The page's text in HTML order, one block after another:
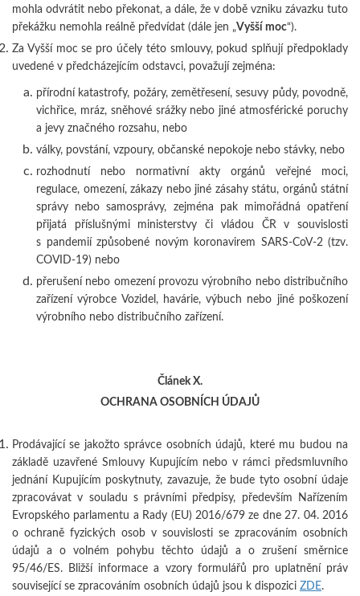
mohla odvrátit nebo překonat, a dále, že v době vzniku závazku tuto
překážku nemohla reálně předvídat (dále jen „Vyšší moc“).
Za Vyšší moc se pro účely této smlouvy, pokud splňují předpoklady
uvedené v předcházejícím odstavci, považují zejména:
přírodní katastrofy, požáry, zemětřesení, sesuvy půdy, povodně,
vichřice, mráz, sněhové srážky nebo jiné atmosférické poruchy
a jevy značného rozsahu, nebo
války, povstání, vzpoury, občanské nepokoje nebo stávky, nebo
rozhodnutí nebo normativní akty orgánů veřejné moci,
regulace, omezení, zákazy nebo jiné zásahy státu, orgánů státní
správy nebo samosprávy, zejména pak mimořádná opatření
přijatá příslušnými ministerstvy či vládou ČR v souvislosti
s pandemií způsobené novým koronavirem SARS-CoV-2 (tzv.
COVID-19) nebo
přerušení nebo omezení provozu výrobního nebo distribučního
zařízení výrobce Vozidel, havárie, výbuch nebo jiné poškození
výrobního nebo distribučního zařízení.
Článek X.
OCHRANA OSOBNÍCH ÚDAJŮ
Prodávající se jakožto správce osobních údajů, které mu budou na
základě uzavřené Smlouvy Kupujícím nebo v rámci předsmluvního
jednání Kupujícím poskytnuty, zavazuje, že bude tyto osobní údaje
zpracovávat v souladu s právními předpisy, především Nařízením
Evropského parlamentu a Rady (EU) 2016/679 ze dne 27. 04. 2016
o ochraně fyzických osob v souvislosti se zpracováním osobních
údajů a o volném pohybu těchto údajů a o zrušení směrnice
95/46/ES. Bližší informace a vzory formulářů pro uplatnění práv
související se zpracováním osobních údajů jsou k dispozici ZDE.